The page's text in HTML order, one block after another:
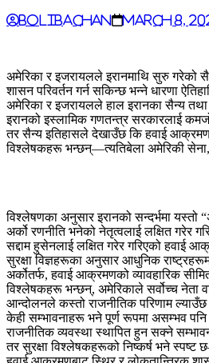
BoliBachan March 8,
अमेरिका र इजरायलले इरानमाथि सुरु गरेको
शासन परिवर्तन गर्न सकिन्छ भन्ने धारणा
अमेरिका र इजरायलले हाल इरानका सैन्य
इरानको इस्लामिक गणतन्त्र सरकारलाई
तर सैन्य इतिहासले देखाउँछ कि हवाई
विश्लेषकहरू भन्छन्—त्यतिबेला अमेरिकी सेना,
विश्लेषणका अनुसार इरानको सन्दर्भमा
अर्को रणनीति भनेको नेतृत्वलाई लक्षित गरेर
सद्दाम हुसेनलाई लक्षित गरेर गरिएको
सुरक्षा विज्ञहरूका अनुसार आधुनिक
अर्कोतर्फ, हवाई आक्रमणको व्यावहारिक
विश्लेषकहरू भन्छन्, अमेरिकाले सर्वोच्च नेता
आन्दोलनले कस्तो राजनीतिक परिणाम
केही सम्भावनाहरू भने पूर्ण रूपमा असम्भव
राजनीतिक व्यवस्था स्थापित हुन सक्ने
तर सुरक्षा विश्लेषकहरूको निष्कर्ष भने